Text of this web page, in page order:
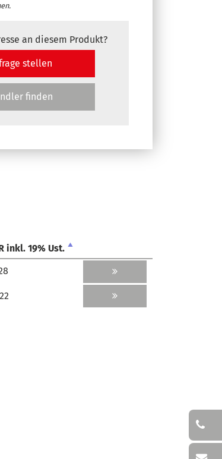
an diesem Produkt?
stellen
finden
inkl. 19% Ust.
inkl. 19% Ust.